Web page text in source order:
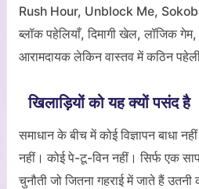
Rush Hour, Unblock Me,
ब्लॉक पहेलियाँ, दिमागी खेल, लॉजिक
आरामदायक लेकिन वास्तव में कठिन
खिलाड़ियों को यह क्यों पसंद है
समाधान के बीच में कोई विज्ञापन बाधा
नहीं। कोई पे-टू-विन नहीं। सिर्फ एक
चुनौती जो जितना गहराई में जाते हैं उतनी